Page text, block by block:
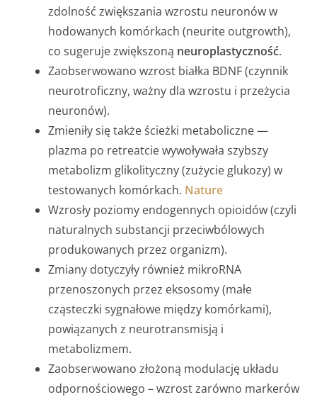
zdolność zwiększania wzrostu neuronów w
hodowanych komórkach (neurite outgrowth),
co sugeruje zwiększoną neuroplastyczność.
Zaobserwowano wzrost białka BDNF (czynnik
neurotroficzny, ważny dla wzrostu i przeżycia
neuronów).
Zmieniły się także ścieżki metaboliczne —
plazma po retreatcie wywoływała szybszy
metabolizm glikolityczny (zużycie glukozy) w
testowanych komórkach. Nature
Wzrosły poziomy endogennych opioidów (czyli
naturalnych substancji przeciwbólowych
produkowanych przez organizm).
Zmiany dotyczyły również mikroRNA
przenoszonych przez eksosomy (małe
cząsteczki sygnałowe między komórkami),
powiązanych z neurotransmisją i
metabolizmem.
Zaobserwowano złożoną modulację układu
odpornościowego – wzrost zarówno markerów